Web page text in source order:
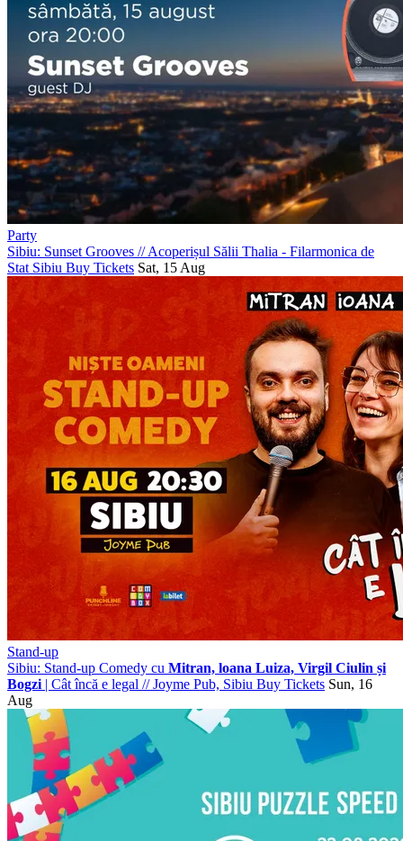
Party
Sibiu: Sunset Grooves //Acoperișul Sălii Thalia - Filarmonica de
Stat Sibiu Buy Tickets Sat, 15 Aug
Stand-up
Sibiu: Stand-up Comedy cu Mitran, loana Luiza, Virgil Ciulin și
Bogzi | Cât încă e legal //Joyme Pub, Sibiu Buy Tickets Sun, 16
Aug